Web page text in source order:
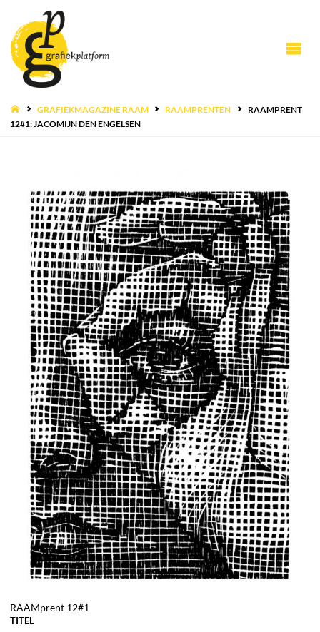
HOMEGRAFIEKMAGAZINE RAAM RAAMPRENTEN
RAAMPRENT
12#1: JACOMIJN DEN ENGELSEN
RAAMprent 12#1
TITEL